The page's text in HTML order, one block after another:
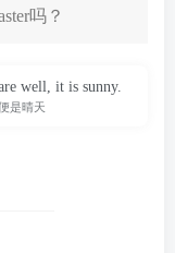
吗？
well, it is sunny.
是晴天